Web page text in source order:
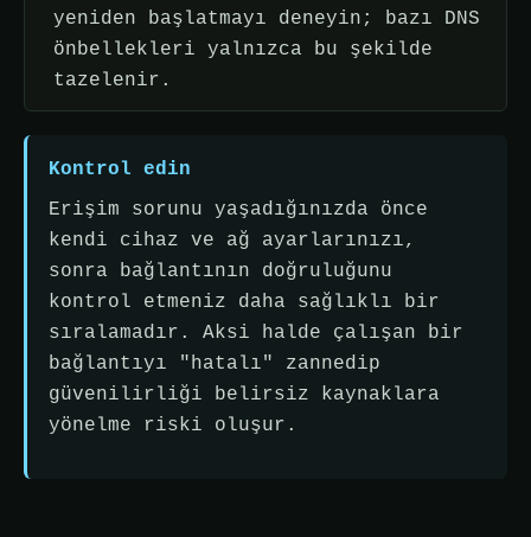
yeniden başlatmayı deneyin; bazı DNS
önbellekleri yalnızca bu şekilde
tazelenir.
Kontrol edin
Erişim sorunu yaşadığınızda önce
kendi cihaz ve ağ ayarlarınızı,
sonra bağlantının doğruluğunu
kontrol etmeniz daha sağlıklı bir
sıralamadır. Aksi halde çalışan bir
bağlantıyı "hatalı" zannedip
güvenilirliği belirsiz kaynaklara
yönelme riski oluşur.